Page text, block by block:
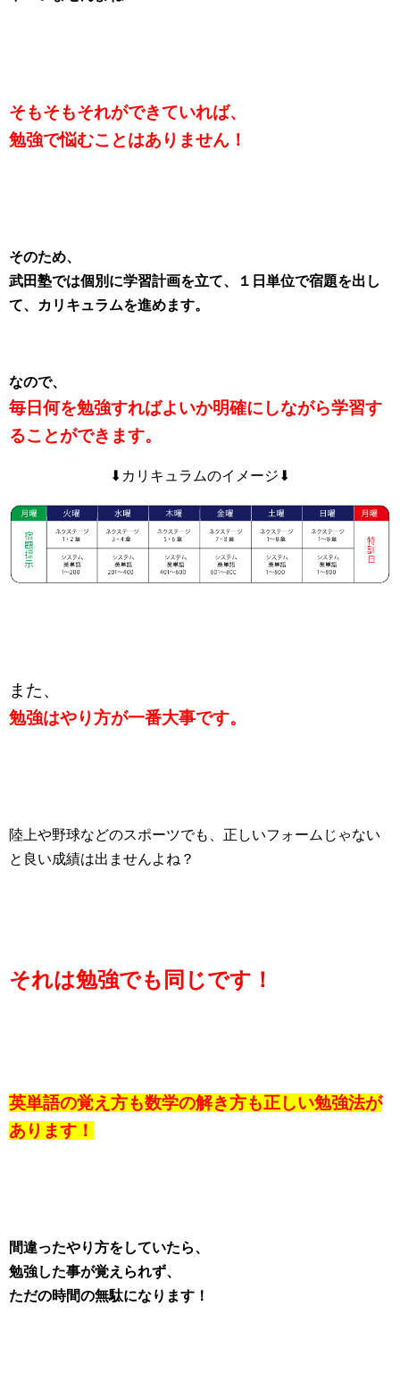
そもそもそれができていれば、
勉強で悩むことはありません！
そのため、
武田塾では個別に学習計画を立て、
１日単位で宿題を出し
て、カリキュラムを進めます。
なので、
毎日何を勉強すればよいか明確にしながら学習す
ることができます。
⬇︎カリキュラムのイメージ⬇︎
また、
勉強はやり方が一番大事です。
陸上や野球などのスポーツでも、正しいフォームじゃない
と良い成績は出ませんよね？
それは勉強でも同じです！
英単語の覚え方も数学の解き方も正しい勉強法が
あります！
間違ったやり方をしていたら、
勉強した事が覚えられず、
ただの時間の無駄になります！